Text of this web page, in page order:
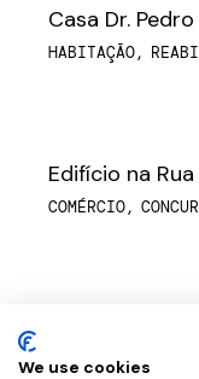
Casa Dr.
HABITAÇÃO
Edifício na
COMÉRCIO
HABITAÇÃO
We use cookies